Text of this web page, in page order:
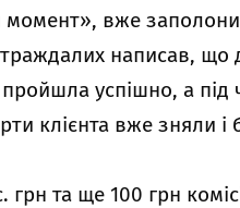
момент», вже
написав, що
успішно, а під
клієнта вже зняли і
грн та ще 100 грн